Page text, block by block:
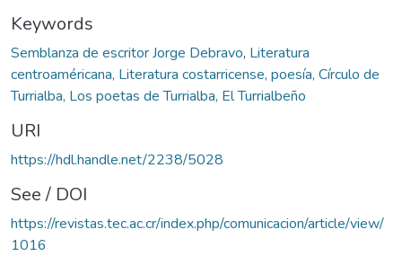
Keywords
Semblanza de escritor Jorge Debravo, Literatura
centroaméricana, Literatura costarricense, poesía, Círculo de
Turrialba, Los poetas de Turrialba, El Turrialbeño
URI
https://hdl.handle.net/2238/5028
See / DOI
https://revistas.tec.ac.cr/index.php/comunicacion/article/view/
1016